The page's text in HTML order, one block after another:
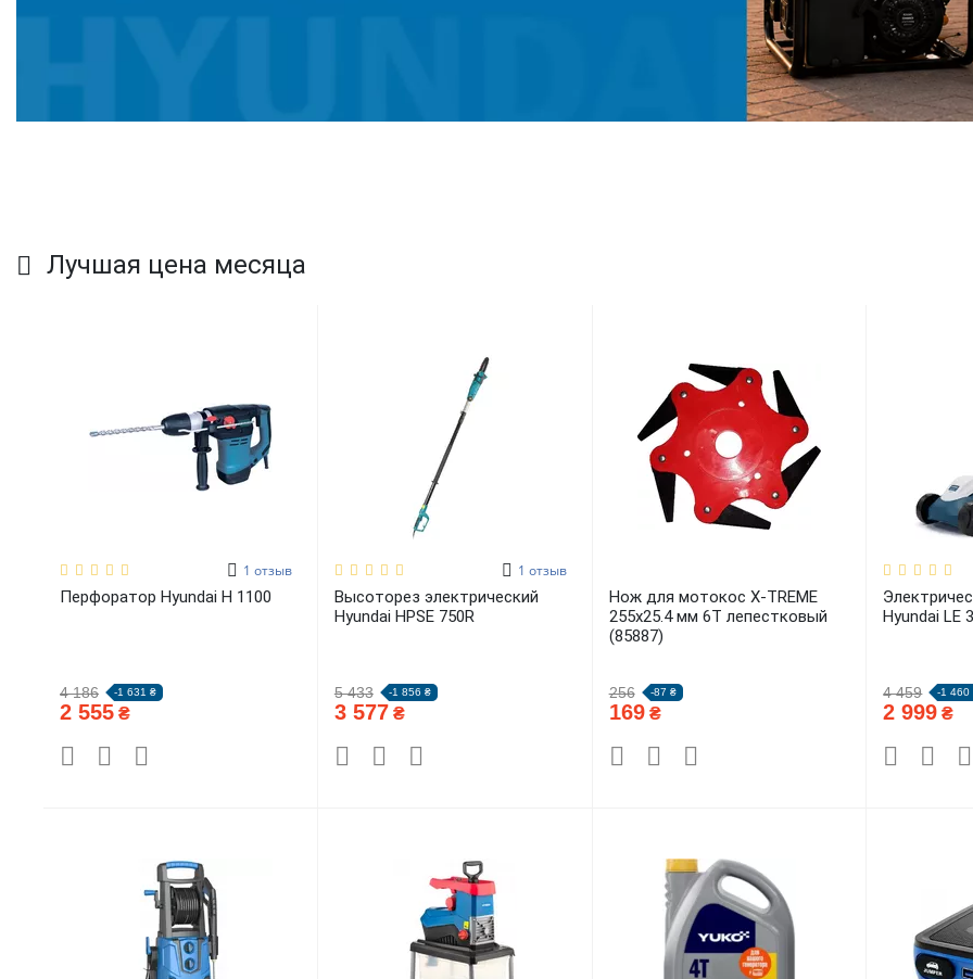
Лучшая цена месяца
1 отзыв
Перфоратор Hyundai H 1100
4 186 -1 631 ₴
2 555₴
1 отзыв
Высоторез электрический
Hyundai HPSE 750R
5 433 -1 856 ₴
3 577₴
Нож для мотокос X-TREME
255х25.4 мм 6Т лепестковый
(85887)
256 -87 ₴
169₴
Hyundai LE
4 459 -1 460
2 999₴